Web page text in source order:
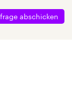
abschicken